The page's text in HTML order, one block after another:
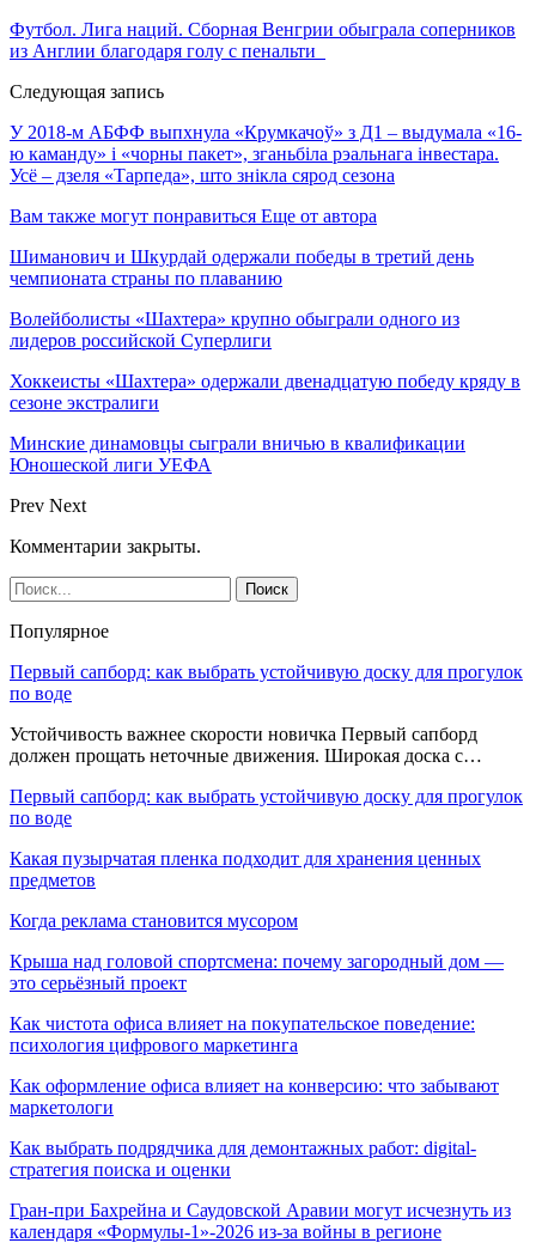
Футбол. Лига наций. Сборная Венгрии обыграла соперников
из Англии благодаря голу с пенальти
Следующая запись
У 2018-м АБФФ выпхнула «Крумкачоў» з Д1 – выдумала «16-
ю каманду» i «чорны пакет», зганьбiла рэальнага iнвестара.
Усё – дзеля «Тарпеда», што знiкла сярод сезона
Вам также могут понравиться Еще от автора
Шиманович и Шкурдай одержали победы в третий день
чемпионата страны по плаванию
Волейболисты «Шахтера» крупно обыграли одного из
лидеров российской Суперлиги
Хоккеисты «Шахтера» одержали двенадцатую победу кряду в
сезоне экстралиги
Минские динамовцы сыграли вничью в квалификации
Юношеской лиги УЕФА
Prev Next
Комментарии закрыты.
Популярное
Первый сапборд: как выбрать устойчивую доску для прогулок
по воде
Устойчивость важнее скорости новичка Первый сапборд
должен прощать неточные движения. Широкая доска с…
Первый сапборд: как выбрать устойчивую доску для прогулок
по воде
Какая пузырчатая пленка подходит для хранения ценных
предметов
Когда реклама становится мусором
Крыша над головой спортсмена: почему загородный дом —
это серьёзный проект
Как чистота офиса влияет на покупательское поведение:
психология цифрового маркетинга
Как оформление офиса влияет на конверсию: что забывают
маркетологи
Как выбрать подрядчика для демонтажных работ: digital-
стратегия поиска и оценки
Гран-при Бахрейна и Саудовской Аравии могут исчезнуть из
календаря «Формулы-1»-2026 из-за войны в регионе